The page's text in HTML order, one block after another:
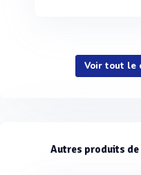
Voir tout le
Autres produits de